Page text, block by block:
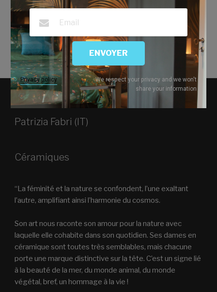
PATRIZIA FABRI
Patrizia Fabri (IT)
Céramiques
“La féminité et la nature se confondent, l’une exaltant
l’autre, amplifiant ainsi l’harmonie du cosmos.
Son art nous raconte son amour pour la nature avec
laquelle elle cohabite dans son quotidien. Ses dames en
céramique sont toutes très semblables, mais chacune
porte une marque distinctive sur la tête. C’est un signe lié
à la beauté de la mer, du monde animal, du monde
végétal, bref, un hommage à la vie !
ENVOYER
Privacy policy
We respect your privacy and we won't
share your information